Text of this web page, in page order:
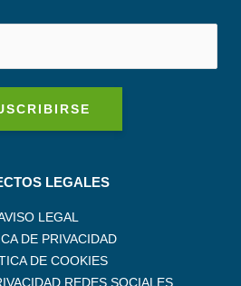
LEGALES
LEGAL
DE PRIVACIDAD
DE COOKIES
REDES SOCIALES